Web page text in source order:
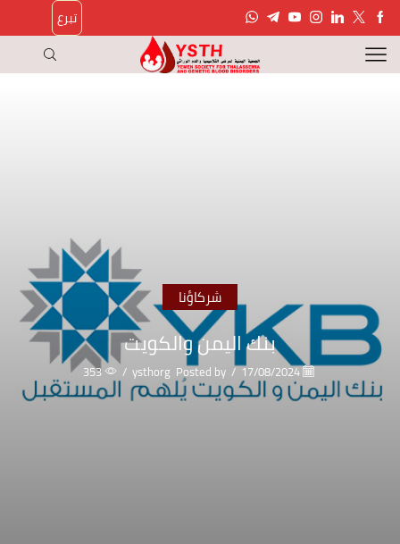
تبرع
شركاؤنا
بنك اليمن والكويت
17/08/2024
/
Posted by
ysthorg
/
353